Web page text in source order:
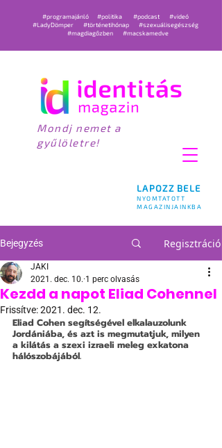
LAPOZZ BELE
NYOMTATOTT
MAGAZINJAINKBA
#programajánló #politika #podcast
#videó
#LadyDömper
#történetihónap
#szexuálisegészség
#magdiagőzben
#macskamedve
Mondj nemet a
gyűlöletre!
Bejegyzés Regisztráció
Kezdd a napot Eliad Cohennel
JAKI
2021. dec. 10. 1 perc olvasás
Frissítve:2021. dec. 12.
Eliad Cohen segítségével elkalauzolunk
Jordániába, és azt is megmutatjuk, milyen
a kilátás a szexi izraeli meleg exkatona
hálószobájából.